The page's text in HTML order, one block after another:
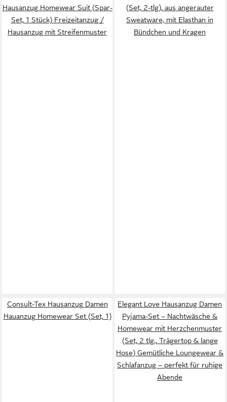
Hausanzug Homewear Suit (Spar-
Set, 1 Stück) Freizeitanzug /
Hausanzug mit Streifenmuster
(Set, 2-tlg), aus angerauter
Sweatware, mit Elasthan in
Bündchen und Kragen
Consult-Tex Hausanzug Damen
Hauanzug Homewear Set (Set, 1)
Elegant Love Hausanzug Damen
Pyjama-Set – Nachtwäsche &
Homewear mit Herzchenmuster
(Set, 2 tlg., Trägertop & lange
Hose) Gemütliche Loungewear &
Schlafanzug – perfekt für ruhige
Abende